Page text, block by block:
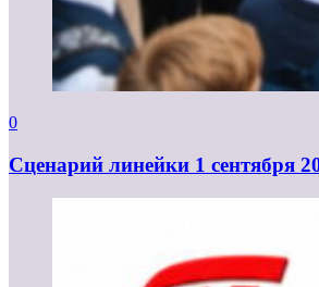
0
Cценарий линейки 1 сентября